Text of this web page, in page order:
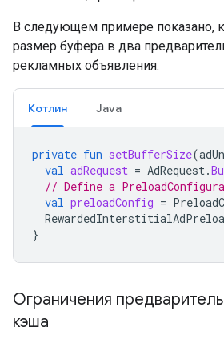
В следующем примере показано,
размер буфера в два
рекламных объявления:
Котлин Java
private fun setBufferSize(
val adRequest = AdRequest.
// Define a
val preloadConfig =
}
Ограничения
кэша